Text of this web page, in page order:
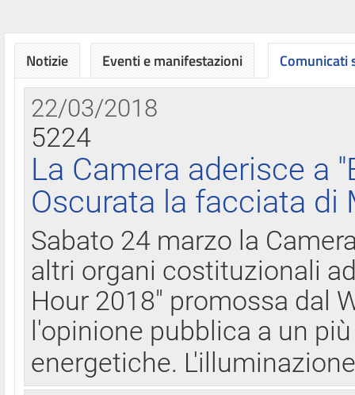
Notizie Eventi e manifestazioni Comunicati
22/03/2018
5224
La Camera aderisce a
Oscurata la facciata di
Sabato 24 marzo la
altri organi costituzionali
Hour 2018" promossa dal
l'opinione pubblica a un
energetiche.